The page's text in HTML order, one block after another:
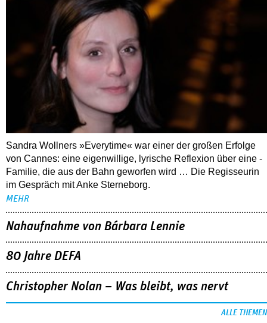
Sandra Wollners »Everytime« war einer der großen Erfolge
von Cannes: eine eigenwillige, lyrische Reflexion über eine ­
Familie, die aus der Bahn geworfen wird … Die Regisseurin
im Gespräch mit Anke Sterneborg.
Nahaufnahme von Bárbara Lennie
80 Jahre DEFA
Christopher Nolan – Was bleibt, was nervt
TIPPS
07.08.2026
ZDF-Mediathek: »München Beats«